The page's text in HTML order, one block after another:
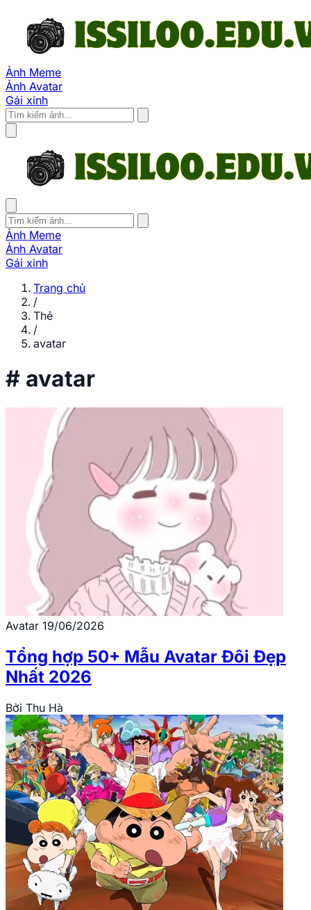
Ảnh Meme
Ảnh Avatar
Gái xinh
Ảnh Meme
Ảnh Avatar
Gái xinh
Trang chủ
/
Thẻ
/
avatar
# avatar
Avatar 19/06/2026
Tổng hợp 50+ Mẫu Avatar Đôi Đẹp
Nhất 2026
Bởi Thu Hà